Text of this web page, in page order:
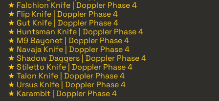
★ Falchion Knife | Doppler Phase 4
★ Flip Knife | Doppler Phase 4
★ Gut Knife | Doppler Phase 4
★ Huntsman Knife | Doppler Phase 4
★ M9 Bayonet | Doppler Phase 4
★ Navaja Knife | Doppler Phase 4
★ Shadow Daggers | Doppler Phase 4
★ Stiletto Knife | Doppler Phase 4
★ Talon Knife | Doppler Phase 4
★ Ursus Knife | Doppler Phase 4
★ Karambit | Doppler Phase 4